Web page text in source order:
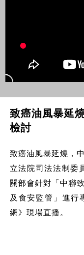
致癌油風暴延
檢討
致癌油風暴延燒，
立法院司法法制委
關部會針對「中聯
及食安監管」進行
網》現場直播。